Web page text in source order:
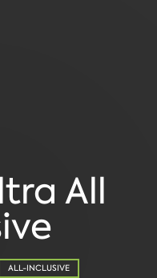
All
ALL-INCLUSIVE